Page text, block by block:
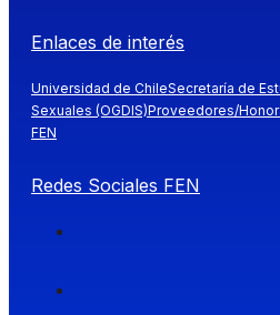
Enlaces de interés
Universidad de ChileSecretaría de
Sexuales (OGDIS)Proveedores/
FEN
Redes Sociales FEN